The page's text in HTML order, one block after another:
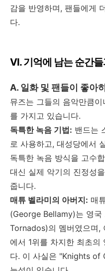
감을 반영하며, 팬들에게
다.
VI.기억에 남는 순간
A. 일화 및 팬들이 좋아
뮤즈는 그들의 음악만큼
를 가지고 있습니다.
독특한 녹음 기법: 밴드는
로 사용하고, 대성당에서
독특한 녹음 방식을 고수
대신 실제 악기의 진정성
줍니다.
매튜 벨라미의 아버지: 매
(George Bellamy)는 영국
Tornados)의 멤버였으며,
에서 1위를 차지한 최초의
다. 이 사실은 "Knights of